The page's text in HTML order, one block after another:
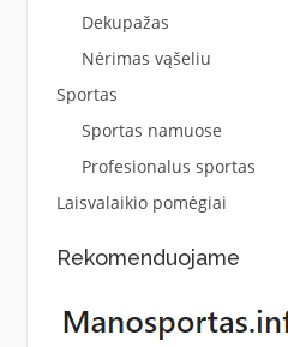
Dekupažas
Nėrimas vąšeliu
Sportas
Sportas namuose
Profesionalus sportas
Laisvalaikio pomėgiai
Rekomenduojame